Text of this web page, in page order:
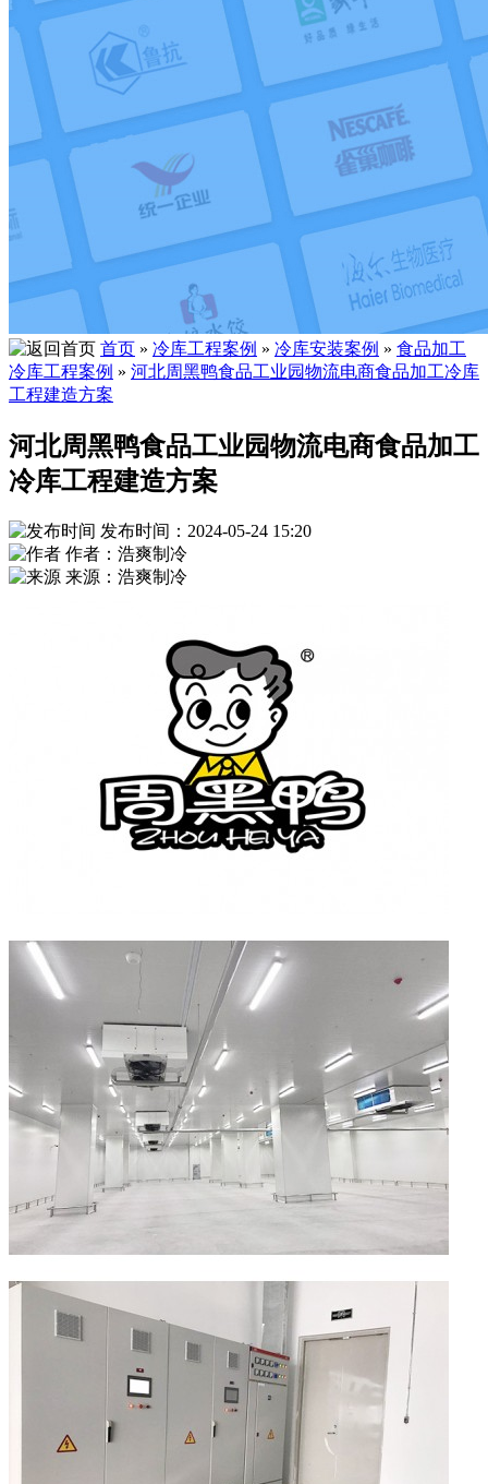
首页 » 冷库工程案例 » 冷库安装案例 » 食品加工
冷库工程案例 » 河北周黑鸭食品工业园物流电商食品加工冷库
工程建造方案
河北周黑鸭食品工业园物流电商食品加工
冷库工程建造方案
发布时间：2024-05-24 15:20
作者：浩爽制冷
来源：浩爽制冷